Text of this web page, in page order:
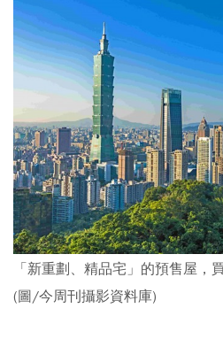
「新重劃、精品宅」的預售屋，
(圖/今周刊攝影資料庫)